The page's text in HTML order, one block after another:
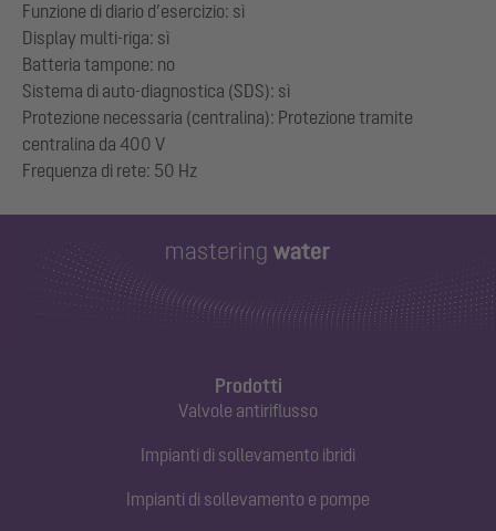
Funzione di diario d’esercizio: sì
Display multi-riga: sì
Batteria tampone: no
Sistema di auto-diagnostica (SDS): sì
Protezione necessaria (centralina): Protezione tramite
centralina da 400 V
Prodotti
Valvole antiriflusso
Impianti di sollevamento ibridi
Impianti di sollevamento e pompe